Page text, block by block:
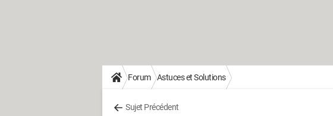
Forum Astuces et Solutions
Sujet Précédent